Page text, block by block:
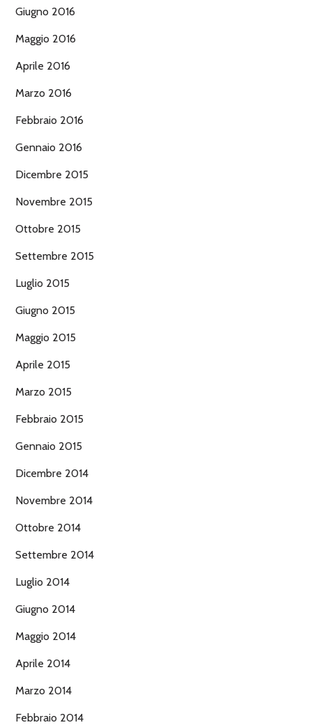
Giugno 2016
Maggio 2016
Aprile 2016
Marzo 2016
Febbraio 2016
Gennaio 2016
Dicembre 2015
Novembre 2015
Ottobre 2015
Settembre 2015
Luglio 2015
Giugno 2015
Maggio 2015
Aprile 2015
Marzo 2015
Febbraio 2015
Gennaio 2015
Dicembre 2014
Novembre 2014
Ottobre 2014
Settembre 2014
Luglio 2014
Giugno 2014
Maggio 2014
Aprile 2014
Marzo 2014
Febbraio 2014